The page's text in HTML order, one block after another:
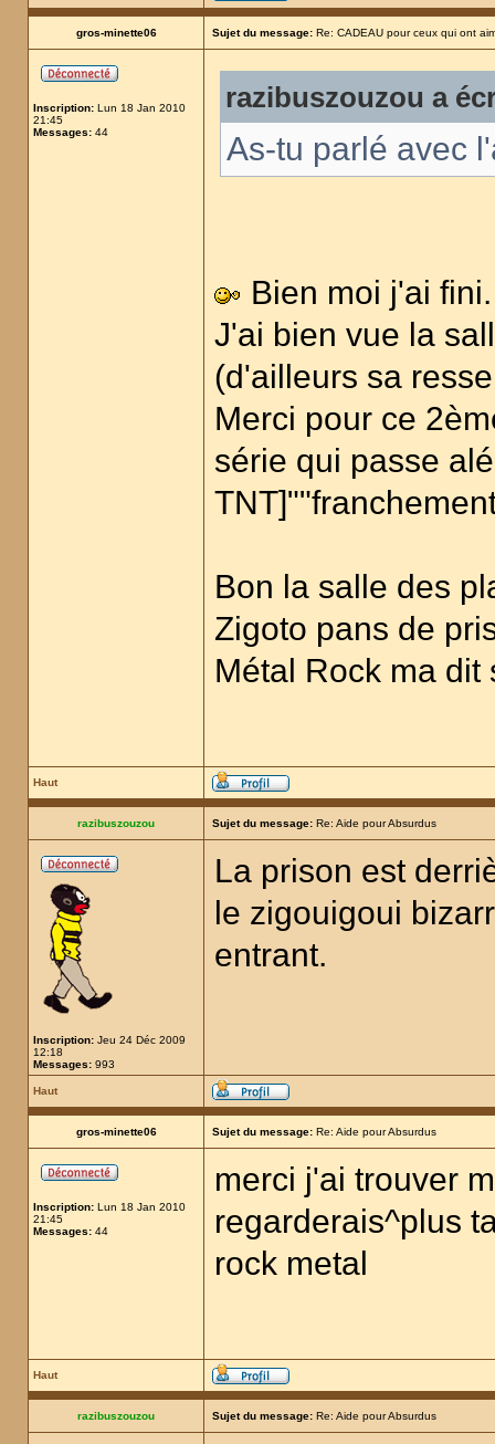
gros-minette06 Sujet du message: Re: CADEAU pour ceux qui ont
Inscription: Lun 18 Jan 2010
21:45
Messages: 44
razibuszouzou a
As-tu parlé avec
Bien moi j'ai fini.
J'ai bien vue la
(d'ailleurs sa
Merci pour ce
série qui passe
Bon la salle des
Zigoto pans de
Métal Rock ma dit
Haut
razibuszouzou Sujet du message: Re: Aide pour Absurdus
Inscription: Jeu 24 Déc 2009
12:18
Messages: 993
La prison est
le zigouigoui
entrant.
Haut
gros-minette06 Sujet du message: Re: Aide pour Absurdus
Inscription: Lun 18 Jan 2010
21:45
Messages: 44
merci j'ai trouver
regarderais^plus
rock metal
Haut
razibuszouzou Sujet du message: Re: Aide pour Absurdus